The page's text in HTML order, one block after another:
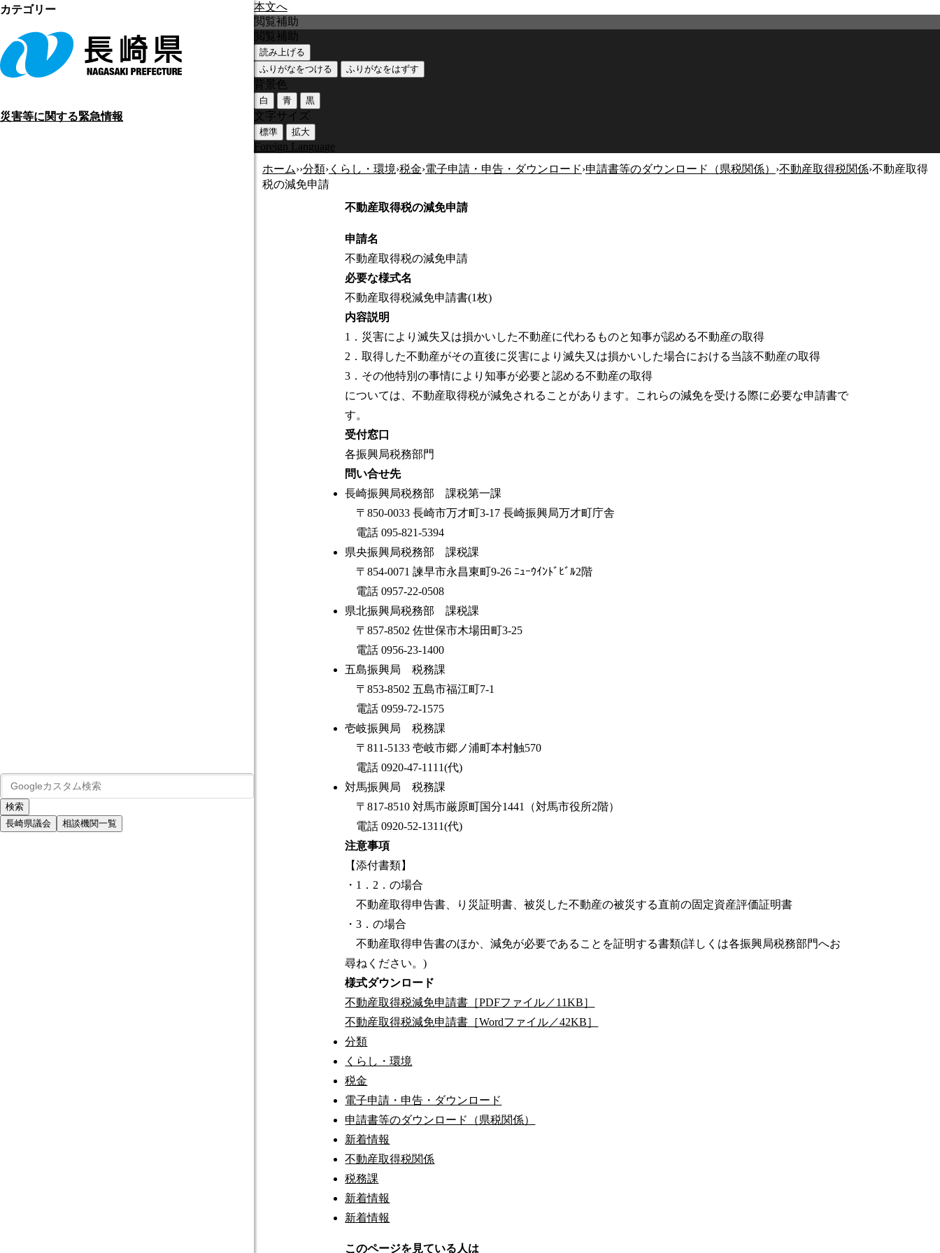
本文へ
災害等に関する緊急情報
長崎県議会 相談機関一覧
閲覧補助
閲覧補助
読み上げる
ふりがなをつける
ふりがなをはずす
背景色
白 青 黒
文字サイズ
標準 拡大
Foreign Language
ホーム››分類›くらし・環境›税金›電子申請・申告・ダウンロード›申請書等のダウンロード（県税関係） ›不動産取得税関係›不動産取得
税の減免申請
不動産取得税の減免申請
申請名
不動産取得税の減免申請
必要な様式名
不動産取得税減免申請書(1枚)
内容説明
1．災害により滅失又は損かいした不動産に代わるものと知事が認める不動産の取得
2．取得した不動産がその直後に災害により滅失又は損かいした場合における当該不動産の取得
3．その他特別の事情により知事が必要と認める不動産の取得
については、不動産取得税が減免されることがあります。これらの減免を受ける際に必要な申請書で
す。
受付窓口
各振興局税務部門
問い合せ先
長崎振興局税務部 課税第一課
〒850-0033 長崎市万才町3-17 長崎振興局万才町庁舎
電話 095-821-5394
県央振興局税務部 課税課
〒854-0071 諫早市永昌東町9-26 ﾆｭｰｳｲﾝﾄﾞﾋﾞﾙ2階
電話 0957-22-0508
県北振興局税務部 課税課
〒857-8502 佐世保市木場田町3-25
電話 0956-23-1400
五島振興局 税務課
〒853-8502 五島市福江町7-1
電話 0959-72-1575
壱岐振興局 税務課
〒811-5133 壱岐市郷ノ浦町本村触570
電話 0920-47-1111(代)
対馬振興局 税務課
〒817-8510 対馬市厳原町国分1441（対馬市役所2階）
電話 0920-52-1311(代)
注意事項
【添付書類】
・1．2．の場合
不動産取得申告書、り災証明書、被災した不動産の被災する直前の固定資産評価証明書
・3．の場合
不動産取得申告書のほか、減免が必要であることを証明する書類(詳しくは各振興局税務部門へお
尋ねください。)
様式ダウンロード
不動産取得税減免申請書［PDFファイル／11KB］
不動産取得税減免申請書［Wordファイル／42KB］
カテゴリー
分類
くらし・環境
税金
電子申請・申告・ダウンロード
申請書等のダウンロード（県税関係）
新着情報
不動産取得税関係
税務課
新着情報
新着情報
このページを見ている人は